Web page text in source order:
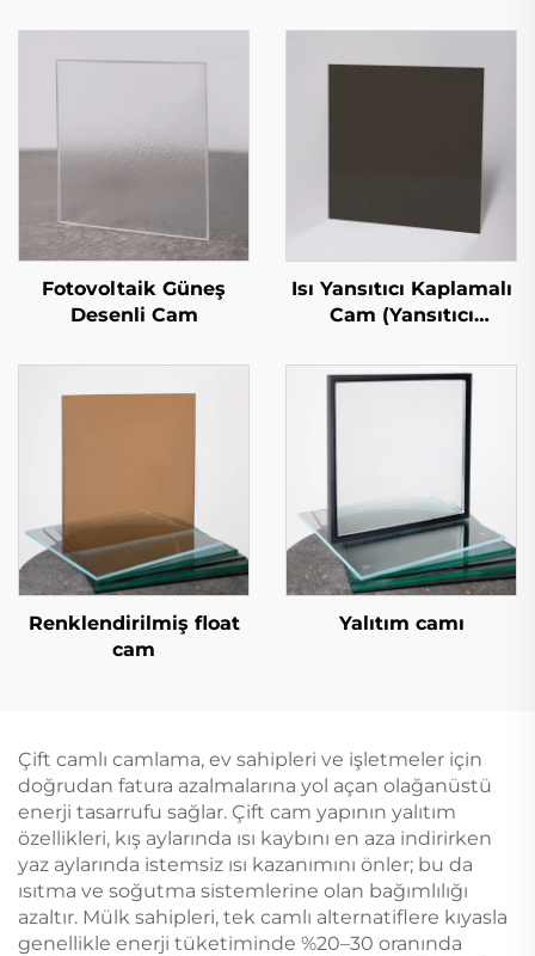
Fotovoltaik Güneş
Desenli Cam
Isı Yansıtıcı Kaplamalı
Cam (Yansıtıcı
Renklendirilmiş float
cam
Yalıtım camı
Çift camlı camlama, ev sahipleri ve işletmeler için
doğrudan fatura azalmalarına yol açan olağanüstü
enerji tasarrufu sağlar. Çift cam yapının yalıtım
özellikleri, kış aylarında ısı kaybını en aza indirirken
yaz aylarında istemsiz ısı kazanımını önler; bu da
ısıtma ve soğutma sistemlerine olan bağımlılığı
azaltır. Mülk sahipleri, tek camlı alternatiflere kıyasla
genellikle enerji tüketiminde %20–30 oranında